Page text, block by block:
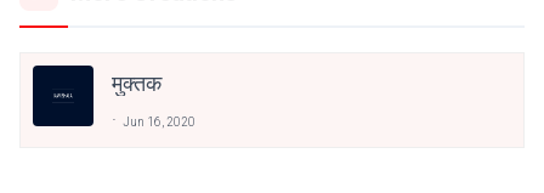
मुक्तक
Jun 16, 2020